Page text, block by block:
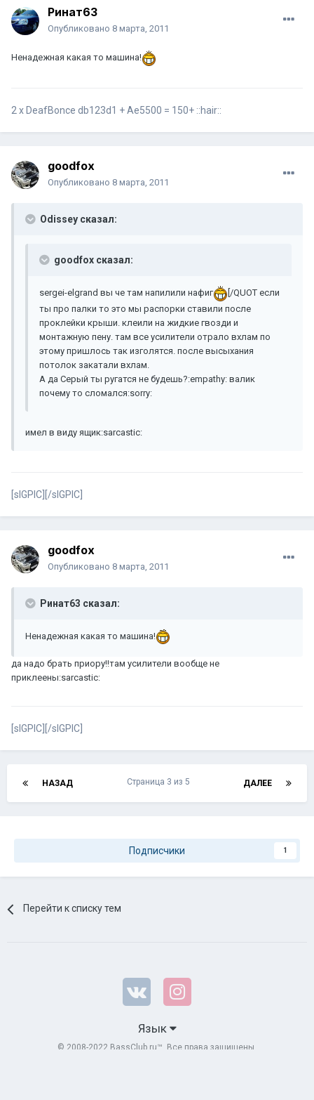
Ринат63
Опубликовано 8 марта, 2011
Ненадежная какая то машина!
2 х DeafBonce db123d1 + Ae5500 = 150+ ::hair::
goodfox
Опубликовано 8 марта, 2011
Odissey сказал:
goodfox сказал:
sergei-elgrand вы че там напилили нафиг
[/QUOT если
ты про палки то это мы распорки ставили после
проклейки крыши. клеили на жидкие гвозди и
монтажную пену. там все усилители отрало вхлам по
этому пришлось так изголятся. после высыхания
потолок закатали вхлам.
А да Серый ты ругатся не будешь?:empathy: валик
почему то сломался:sorry:
имел в виду ящик:sarcastic:
[sIGPIC][/sIGPIC]
goodfox
Опубликовано 8 марта, 2011
Ринат63 сказал:
Ненадежная какая то машина!
да надо брать приору!!там усилители вообще не
приклеены:sarcastic:
[sIGPIC][/sIGPIC]
НАЗАД ДАЛЕЕ
Страница 3 из 5
Подписчики 1
Перейти к списку тем
Язык
© 2008-2022 BassClub.ru™. Все права защищены.